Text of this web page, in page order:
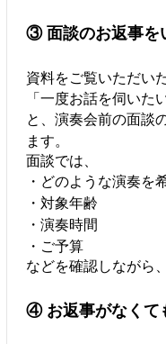
③ 面談のお返事を
資料をご覧いただいた
「一度お話を伺いた
と、演奏会前の面談
ます。
面談では、
・どのような演奏を
・対象年齢
・演奏時間
・ご予算
などを確認しながら
④ お返事がなくて